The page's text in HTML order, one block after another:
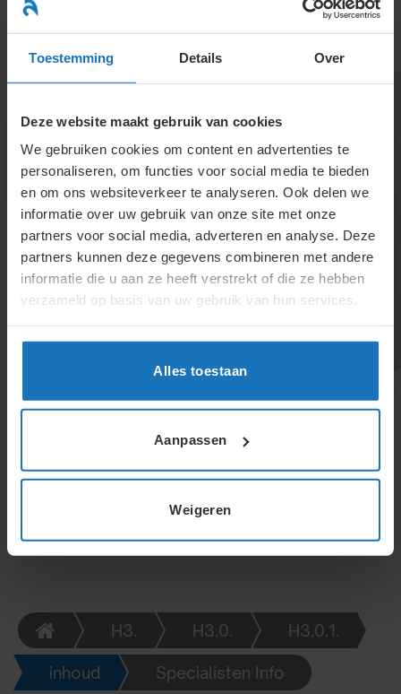
Toestemming Details Over
Deze website maakt gebruik van cookies
We gebruiken cookies om content en advertenties te
personaliseren, om functies voor social media te bieden
en om ons websiteverkeer te analyseren. Ook delen we
informatie over uw gebruik van onze site met onze
partners voor social media, adverteren en analyse. Deze
partners kunnen deze gegevens combineren met andere
informatie die u aan ze heeft verstrekt of die ze hebben
verzameld op basis van uw gebruik van hun services.
Alles toestaan
Aanpassen
Weigeren
naar
inhoud
Wat is het BSN-
nummer van de
werknemer?
Het BSN is een persoonlijk nummer van 9 cijfers en
essentieel bij ontslagaanvragen via het UWV.
geïdentificeerd. Werkgevers moeten het BSN
dienen. Dit geldt voor ontslag om
bedrijfseconomische redenen en langdurige ziekte.
H3. H3.0. H3.0.1.
inhoud Specialisten Info